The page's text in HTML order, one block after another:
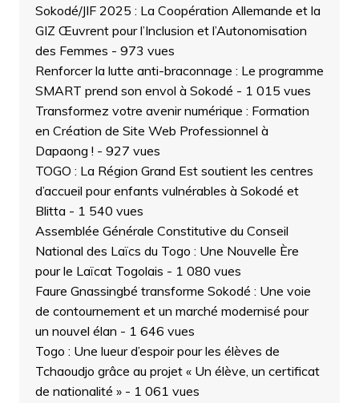
Sokodé/JIF 2025 : La Coopération Allemande et la
GIZ Œuvrent pour l’Inclusion et l’Autonomisation
des Femmes - 973 vues
Renforcer la lutte anti-braconnage : Le programme
SMART prend son envol à Sokodé - 1 015 vues
Transformez votre avenir numérique : Formation
en Création de Site Web Professionnel à
Dapaong ! - 927 vues
TOGO : La Région Grand Est soutient les centres
d’accueil pour enfants vulnérables à Sokodé et
Blitta - 1 540 vues
Assemblée Générale Constitutive du Conseil
National des Laïcs du Togo : Une Nouvelle Ère
pour le Laïcat Togolais - 1 080 vues
Faure Gnassingbé transforme Sokodé : Une voie
de contournement et un marché modernisé pour
un nouvel élan - 1 646 vues
Togo : Une lueur d’espoir pour les élèves de
Tchaoudjo grâce au projet « Un élève, un certificat
de nationalité »- 1 061 vues